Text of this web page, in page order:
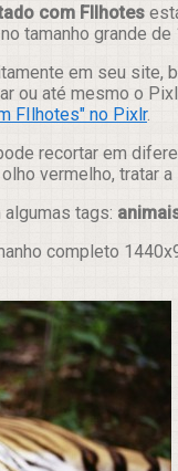
com FIlhotes
tamanho grande de
em seu site,
ou até mesmo o
FIlhotes" no Pixlr.
recortar em
vermelho, tratar
tags:
completo